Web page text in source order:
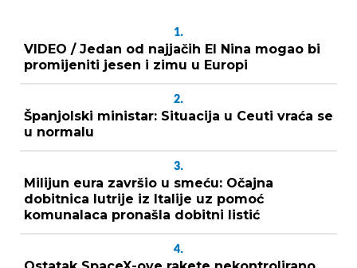
1.
VIDEO / Jedan od najjačih El Nina mogao bi
promijeniti jesen i zimu u Europi
2.
Španjolski ministar: Situacija u Ceuti vraća se
u normalu
3.
Milijun eura završio u smeću: Očajna
dobitnica lutrije iz Italije uz pomoć
komunalaca pronašla dobitni listić
4.